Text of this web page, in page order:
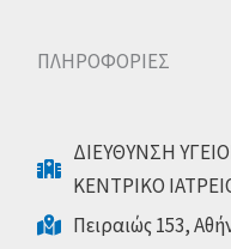
ΠΛΗΡΟΦΟΡΙΕΣ
ΔΙΕΥΘΥΝΣΗ
ΚΕΝΤΡΙΚΟ
Πειραιώς 153,